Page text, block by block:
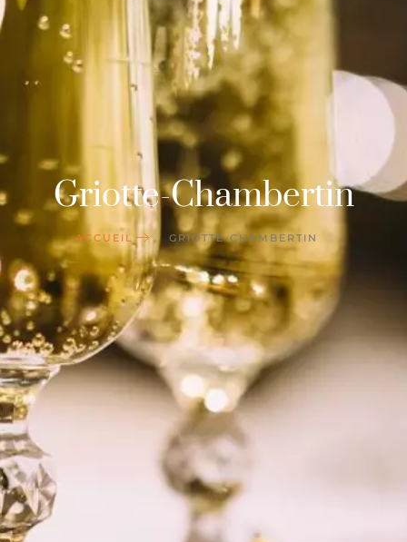
Griotte-Chambertin
ACCUEIL GRIOTTE-CHAMBERTIN